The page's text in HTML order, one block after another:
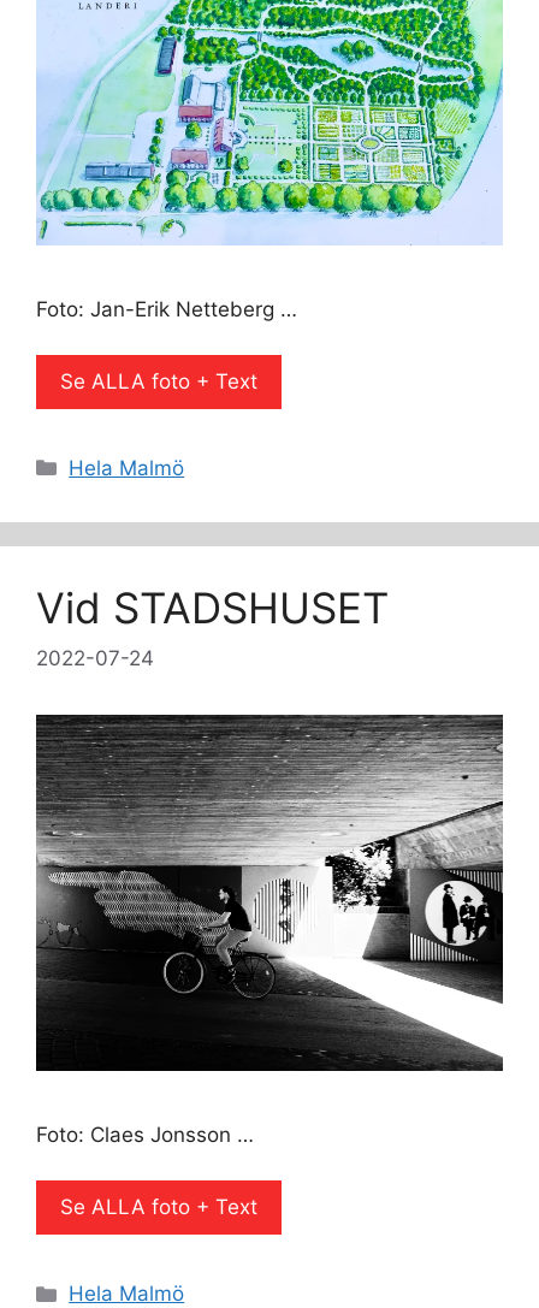
Foto: Jan-Erik Netteberg …
Se ALLA foto + Text
Kategorier
Hela Malmö
Vid STADSHUSET
2022-07-24
Foto: Claes Jonsson …
Se ALLA foto + Text
Kategorier
Hela Malmö